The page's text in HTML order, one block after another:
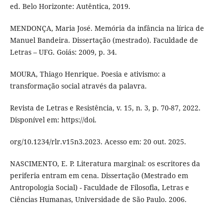
ed. Belo Horizonte: Autêntica, 2019.
MENDONÇA, Maria José. Memória da infância na lírica de
Manuel Bandeira. Dissertação (mestrado). Faculdade de
Letras – UFG. Goiás: 2009, p. 34.
MOURA, Thiago Henrique. Poesia e ativismo: a
transformação social através da palavra.
Revista de Letras e Resistência, v. 15, n. 3, p. 70-87, 2022.
Disponível em: https://doi.
org/10.1234/rlr.v15n3.2023. Acesso em: 20 out. 2025.
NASCIMENTO, E. P. Literatura marginal: os escritores da
periferia entram em cena. Dissertação (Mestrado em
Antropologia Social) - Faculdade de Filosofia, Letras e
Ciências Humanas, Universidade de São Paulo. 2006.